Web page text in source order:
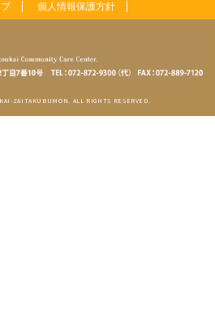
個人情報保護方針
ZAITAKUBUMON. ALL RIGHTS RESERVED.